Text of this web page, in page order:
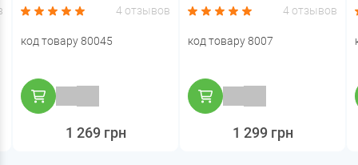
4 отзывов
код товару 80045
1 269 грн
4 отзывов
код товару 8007
1 299 грн